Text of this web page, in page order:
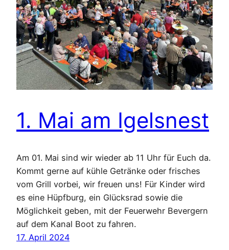
1. Mai am Igelsnest
Am 01. Mai sind wir wieder ab 11 Uhr für Euch da.
Kommt gerne auf kühle Getränke oder frisches
vom Grill vorbei, wir freuen uns! Für Kinder wird
es eine Hüpfburg, ein Glücksrad sowie die
Möglichkeit geben, mit der Feuerwehr Bevergern
auf dem Kanal Boot zu fahren.
17. April 2024